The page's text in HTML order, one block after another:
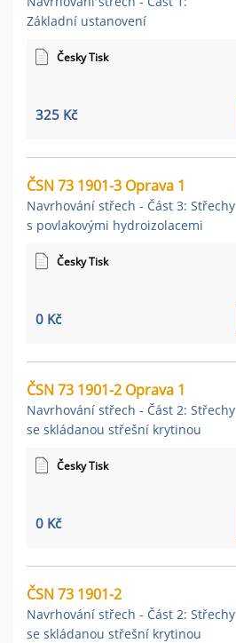
Základní ustanovení
Česky Tisk
325 Kč
ČSN 73 1901-3 Oprava 1
Navrhování střech - Část 3: Střechy
s povlakovými hydroizolacemi
Česky Tisk
0 Kč
ČSN 73 1901-2 Oprava 1
Navrhování střech - Část 2: Střechy
se skládanou střešní krytinou
Česky Tisk
0 Kč
ČSN 73 1901-2
Navrhování střech - Část 2: Střechy
se skládanou střešní krytinou